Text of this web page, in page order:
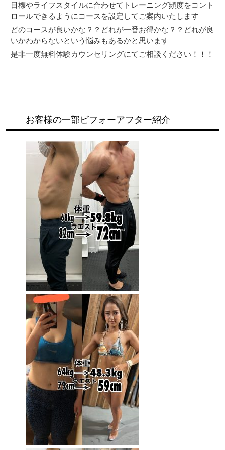
目標やライフスタイルに合わせてトレーニング頻度をコント
ロールできるようにコースを設定してご案内いたします
どのコースが良いかな？？どれが一番お得かな？？どれが良
いかわからないという悩みもあるかと思います
是非一度無料体験カウンセリングにてご相談ください！！！
お客様の一部ビフォーアフター紹介